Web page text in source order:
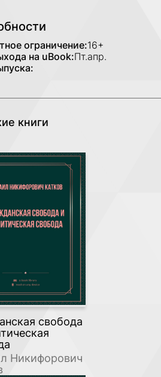
ограничение:16+
на uBook:Пт.апр.
книги
свобода
Никифорович